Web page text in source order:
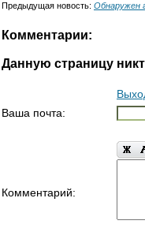
Предыдущая новость: Обнаружен
Комментарии:
Данную страницу
Ваша почта:
Комментарий: